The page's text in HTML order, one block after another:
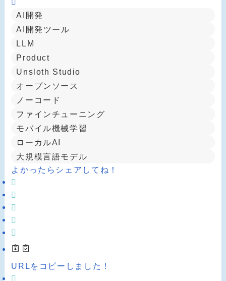
AI開発
AI開発ツール
LLM
Product
Unsloth Studio
オープンソース
ノーコード
ファインチューニング
モバイル機械学習
ローカルAI
大規模言語モデル
よかったらシェアしてね！
URLをコピーしました！